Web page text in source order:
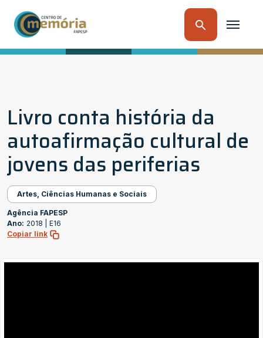
Livro conta história da
autoafirmação cultural de
jovens das periferias
Artes, Ciências Humanas e Sociais
Agência FAPESP
Ano: 2018 |
E16
Copiar link